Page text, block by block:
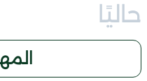
حاليًا